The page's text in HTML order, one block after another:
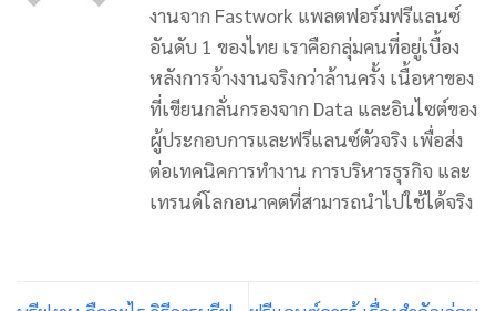
งานจาก Fastwork แพลตฟอร์มฟรีแลนซ์
อันดับ 1 ของไทย เราคือกลุ่มคนที่อยู่เบื้อง
หลังการจ้างงานจริงกว่าล้านครั้ง เนื้อหาของ
ที่เขียนกลั่นกรองจาก Data และอินไซต์ของ
ผู้ประกอบการและฟรีแลนซ์ตัวจริง เพื่อส่ง
ต่อเทคนิคการทำงาน การบริหารธุรกิจ และ
เทรนด์โลกอนาคตที่สามารถนำไปใช้ได้จริง